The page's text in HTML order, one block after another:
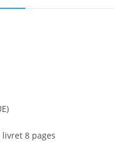
8 pages